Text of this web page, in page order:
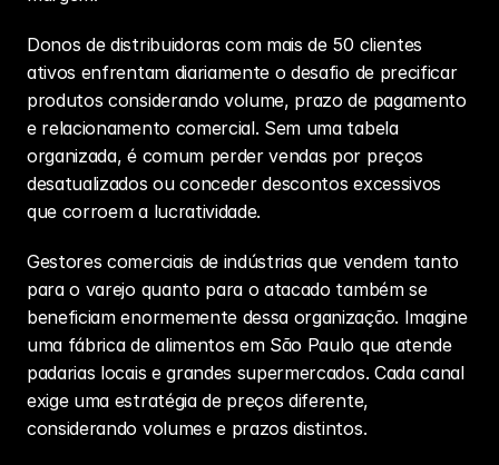
Donos de distribuidoras com mais de 50 clientes
ativos enfrentam diariamente o desafio de precificar
produtos considerando volume, prazo de pagamento
e relacionamento comercial. Sem uma tabela
organizada, é comum perder vendas por preços
desatualizados ou conceder descontos excessivos
que corroem a lucratividade.
Gestores comerciais de indústrias que vendem tanto
para o varejo quanto para o atacado também se
beneficiam enormemente dessa organização. Imagine
uma fábrica de alimentos em São Paulo que atende
padarias locais e grandes supermercados. Cada canal
exige uma estratégia de preços diferente,
considerando volumes e prazos distintos.